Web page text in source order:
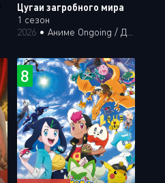
Цугаи загробного мира
1 сезон
2026 • Аниме Ongoing / Дубляж Анидаба
8